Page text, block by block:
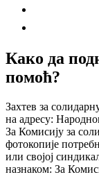
Како да
помоћ?
Захтев за
на адресу:
За Комисију за
фотокопије
или својој
назнаком: За